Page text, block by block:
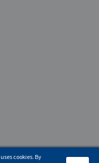
cookies. By